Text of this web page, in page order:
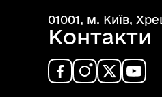
01001, м. Київ,
Контакти